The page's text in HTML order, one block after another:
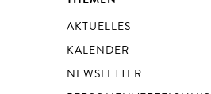
AKTUELLES
KALENDER
NEWSLETTER